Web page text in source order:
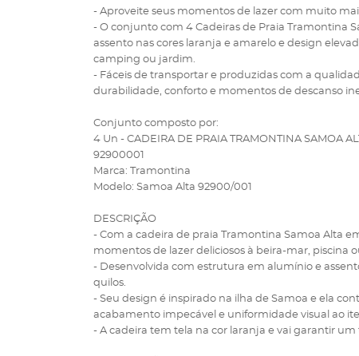
- Aproveite seus momentos de lazer com muito
- O conjunto com 4 Cadeiras de Praia Tramontina
assento nas cores laranja e amarelo e design
camping ou jardim.
- Fáceis de transportar e produzidas com a
durabilidade, conforto e momentos de descanso
Conjunto composto por:
4 Un - CADEIRA DE PRAIA TRAMONTINA SAMOA
92900001
Marca: Tramontina
Modelo: Samoa Alta 92900/001
DESCRIÇÃO
- Com a cadeira de praia Tramontina Samoa Alta
momentos de lazer deliciosos à beira-mar, piscina
- Desenvolvida com estrutura em alumínio e
quilos.
- Seu design é inspirado na ilha de Samoa e ela
acabamento impecável e uniformidade visual ao
- A cadeira tem tela na cor laranja e vai garantir